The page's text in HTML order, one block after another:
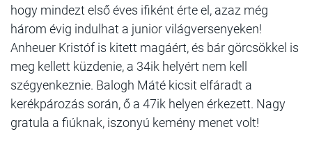
hogy mindezt első éves ifiként érte el, azaz még
három évig indulhat a junior világversenyeken!
Anheuer Kristóf is kitett magáért, és bár görcsökkel is
meg kellett küzdenie, a 34ik helyért nem kell
szégyenkeznie. Balogh Máté kicsit elfáradt a
kerékpározás során, ő a 47ik helyen érkezett. Nagy
gratula a fiúknak, iszonyú kemény menet volt!